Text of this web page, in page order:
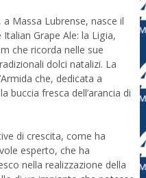
Massa Lubrense, nasce il
Grape Ale: la Ligia,
che ricorda nelle sue
dolci natalizi. La
che, dedicata a
buccia fresca dell’arancia di
di crescita, come ha
esperto, che ha
nella realizzazione della